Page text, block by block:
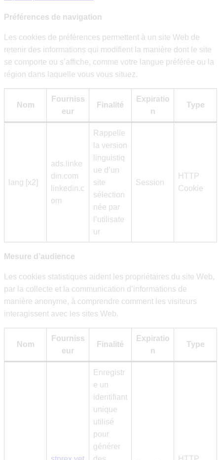
Préférences de navigation
Les cookies de préférences permettent à un site Web de
retenir des informations qui modifient la manière dont le site
se comporte ou s’affiche, comme votre langue préférée ou la
région dans laquelle vous vous situez.
Nom
Fourniss
eur
Finalité
Expiratio
n
Type
lang [x2]
ads.linke
din.com
linkedin.c
om
Rappelle
la version
linguistiq
ue d’un
site
sélection
née par
l’utilisate
ur
Session
HTTP
Cookie
Mesure d’audience
Les cookies statistiques aident les propriétaires du site Web,
par la collecte et la communication d’informations de
manière anonyme, à comprendre comment les visiteurs
interagissent avec les sites Web.
Nom
Fourniss
eur
Finalité
Expiratio
n
Type
Enregistr
e un
identifiant
unique
utilisé
pour
générer